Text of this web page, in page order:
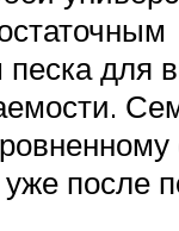
песка для
после